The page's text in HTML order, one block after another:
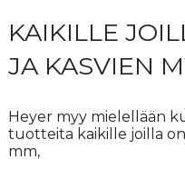
KAIKILLE
JA KASVIEN
Heyer myy mielellään
tuotteita kaikille joilla
mm,